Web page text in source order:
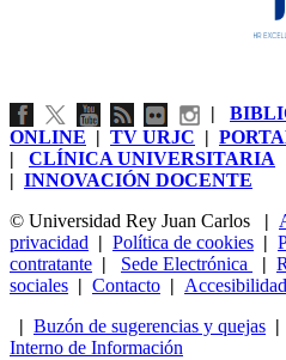
|
ONLINE | TV URJC |
| CLÍNICA UNIVERSITARIA
| INNOVACIÓN DOCENTE
© Universidad Rey Juan Carlos
|
privacidad | Política de cookies |
contratante | Sede Electrónica |
sociales | Contacto | Accesibilidad
| Buzón de sugerencias y quejas |
Interno de Información